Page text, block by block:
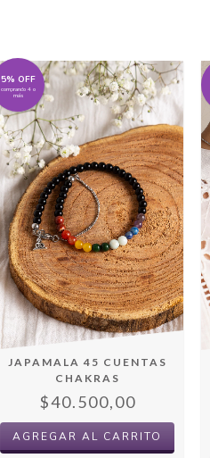
5% OFF
comprando 4 o
más
JAPAMALA 45 CUENTAS
CHAKRAS
$40.500,00